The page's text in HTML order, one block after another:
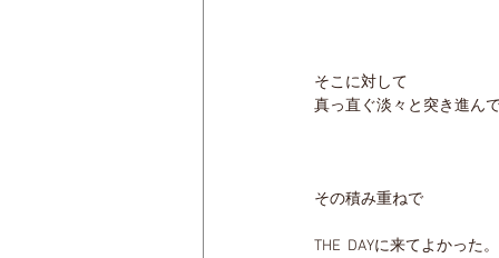
そこに対して
真っ直ぐ淡々と突き進ん
その積み重ねで
THE  DAYに来てよかった。